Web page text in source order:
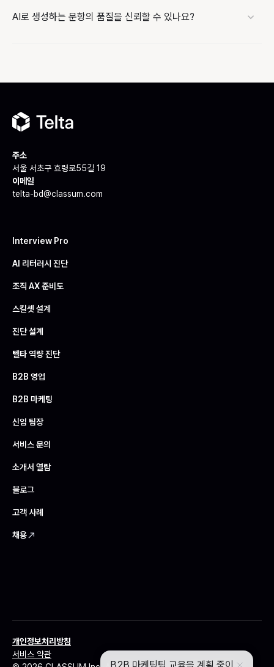
AI로 생성하는 문항의 품질을 신뢰할 수 있나요?
주소
서울 서초구 효령로55길 19
이메일
telta-bd@classum.com
Interview Pro
AI 리터러시 진단
조직 AX 준비도
스킬셋 설계
진단 설계
텔타 역량 진단
B2B 영업
B2B 마케팅
신임 팀장
서비스 문의
소개서 열람
블로그
고객 사례
채용
개인정보처리방침
서비스 약관